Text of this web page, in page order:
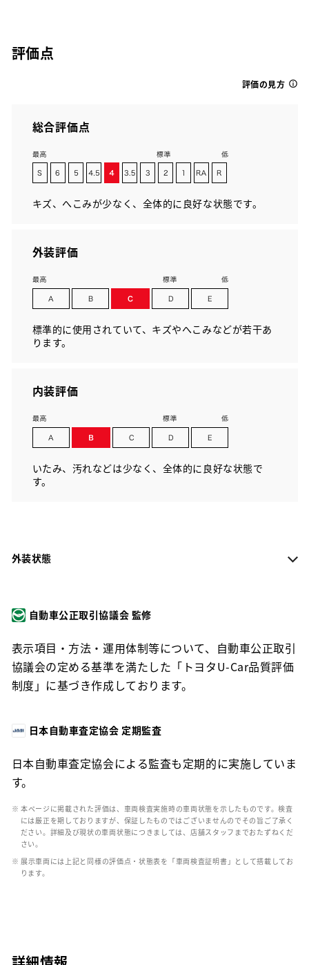
評価点
評価の見方
総合評価点
キズ、へこみが少なく、全体的に良好な状態です。
外装評価
標準的に使用されていて、キズやへこみなどが若干あ
ります。
内装評価
いたみ、汚れなどは少なく、全体的に良好な状態で
す。
外装状態
自動車公正取引協議会 監修
表示項目・方法・運用体制等について、自動車公正取引
協議会の定める基準を満たした「トヨタU-Car品質評価
制度」に基づき作成しております。
日本自動車査定協会 定期監査
日本自動車査定協会による監査も定期的に実施していま
す。
※ 本ページに掲載された評価は、車両検査実施時の車両状態を示したものです。検査
には厳正を期しておりますが、保証したものではございませんのでその旨ご了承く
ださい。詳細及び現状の車両状態につきましては、店舗スタッフまでおたずねくだ
さい。
※ 展示車両には上記と同様の評価点・状態表を「車両検査証明書」として搭載してお
ります。